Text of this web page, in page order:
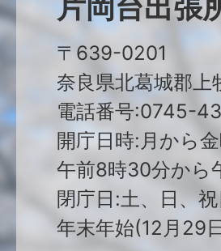
片岡台出張
〒639-0201
奈良県北葛城郡上
電話番号:0745-
開庁日時:月から
午前8時30分から
閉庁日:土、日、祝
年末年始(12月29